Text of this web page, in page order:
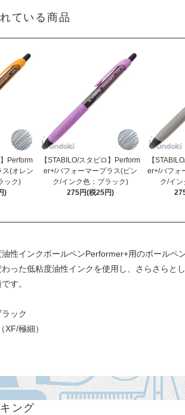
ている商品
Perform
ス(オレン
ック)
)
【STABILO/スタビロ】Perform
er+/パフォーマープラス(ピン
ク/インク色：ブラック)
275円(税25円)
【
er+/パフォ
ク/イ
性インクボールペンPerformer+用のボールペ
った低粘度油性インクを使用し、さらさらと
す。
ック
極細）
ング